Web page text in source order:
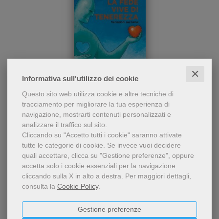
Informativa sull'utilizzo dei cookie ✕
Questo sito web utilizza cookie e altre tecniche di
tracciamento per migliorare la tua esperienza di
navigazione, mostrarti contenuti personalizzati e
analizzare il traffico sul sito.
Cliccando su "Accetto tutti i cookie" saranno attivate
tutte le categorie di cookie. Se invece vuoi decidere
quali accettare, clicca su "Gestione preferenze", oppure
accetta solo i cookie essenziali per la navigazione
cliccando sulla X in alto a destra. Per maggiori dettagli,
consulta la Cookie Policy.
Gestione preferenze
spiritualità da leggere per
cambiare la percezione della
fede, per acquisire un po' più
di dimestichezza con gli
affetti e scoprire un
approccio ottimistico alla
vita...
La fede vive di tenerezza
José Frazão Correia
12,00 €